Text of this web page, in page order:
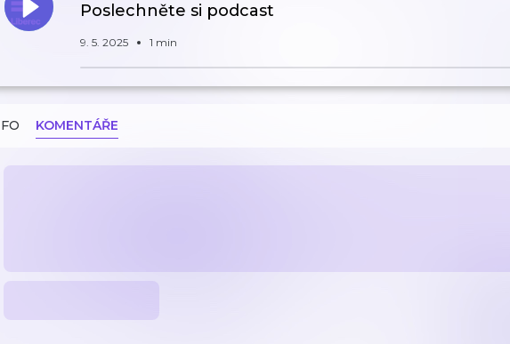
Poslechněte si podcast
9. 5. 2025 1 min
KOMENTÁŘE